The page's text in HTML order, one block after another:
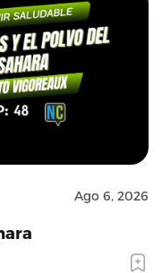
Ago 6, 2026